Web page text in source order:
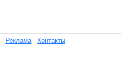
Реклама Контакты